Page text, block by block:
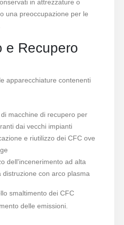
in attrezzature o
una preoccupazione per le
e Recupero
apparecchiature contenenti
di macchine di recupero per
dai vecchi impianti
e riutilizzo dei CFC ove
dell'incenerimento ad alta
con arco plasma
smaltimento dei CFC
delle emissioni.